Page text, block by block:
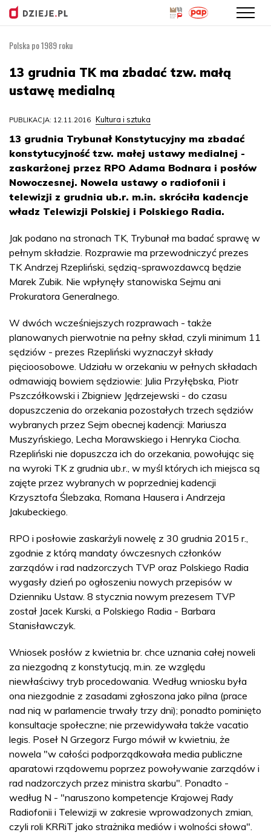
treści
Polska po 1989 roku
13 grudnia TK ma zbadać tzw. małą
ustawę medialną
PUBLIKACJA: 12.11.2016 Kultura i sztuka
13 grudnia Trybunał Konstytucyjny ma zbadać
konstytucyjność tzw. małej ustawy medialnej -
zaskarżonej przez RPO Adama Bodnara i posłów
Nowoczesnej. Nowela ustawy o radiofonii i
telewizji z grudnia ub.r. m.in. skróciła kadencje
władz Telewizji Polskiej i Polskiego Radia.
Jak podano na stronach TK, Trybunał ma badać sprawę w
pełnym składzie. Rozprawie ma przewodniczyć prezes
TK Andrzej Rzepliński, sędzią-sprawozdawcą będzie
Marek Zubik. Nie wpłynęły stanowiska Sejmu ani
Prokuratora Generalnego.
W dwóch wcześniejszych rozprawach - także
planowanych pierwotnie na pełny skład, czyli minimum 11
sędziów - prezes Rzepliński wyznaczył składy
pięcioosobowe. Udziału w orzekaniu w pełnych składach
odmawiają bowiem sędziowie: Julia Przyłębska, Piotr
Pszczółkowski i Zbigniew Jędrzejewski - do czasu
dopuszczenia do orzekania pozostałych trzech sędziów
wybranych przez Sejm obecnej kadencji: Mariusza
Muszyńskiego, Lecha Morawskiego i Henryka Ciocha.
Rzepliński nie dopuszcza ich do orzekania, powołując się
na wyroki TK z grudnia ub.r., w myśl których ich miejsca są
zajęte przez wybranych w poprzedniej kadencji
Krzysztofa Ślebzaka, Romana Hausera i Andrzeja
Jakubeckiego.
RPO i posłowie zaskarżyli nowelę z 30 grudnia 2015 r.,
zgodnie z którą mandaty ówczesnych członków
zarządów i rad nadzorczych TVP oraz Polskiego Radia
wygasły dzień po ogłoszeniu nowych przepisów w
Dzienniku Ustaw. 8 stycznia nowym prezesem TVP
został Jacek Kurski, a Polskiego Radia - Barbara
Stanisławczyk.
Wniosek posłów z kwietnia br. chce uznania całej noweli
za niezgodną z konstytucją, m.in. ze względu
niewłaściwy tryb procedowania. Według wniosku była
ona niezgodnie z zasadami zgłoszona jako pilna (prace
nad nią w parlamencie trwały trzy dni); ponadto pominięto
konsultacje społeczne; nie przewidywała także vacatio
legis. Poseł N Grzegorz Furgo mówił w kwietniu, że
nowela "w całości podporządkowała media publiczne
aparatowi rządowemu poprzez powoływanie zarządów i
rad nadzorczych przez ministra skarbu". Ponadto -
według N - "naruszono kompetencje Krajowej Rady
Radiofonii i Telewizji w zakresie wprowadzonych zmian,
czyli roli KRRiT jako strażnika mediów i wolności słowa".